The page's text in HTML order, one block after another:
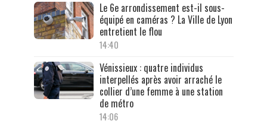
Le 6e arrondissement est-il sous-
équipé en caméras ? La Ville de Lyon
entretient le flou
14:40
Vénissieux : quatre individus
interpellés après avoir arraché le
collier d’une femme à une station
de métro
14:06